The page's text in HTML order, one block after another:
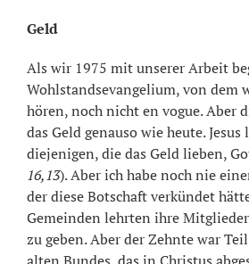
Geld
Als wir 1975 mit unserer Arbeit
Wohlstandsevangelium, von dem
hören, noch nicht en vogue. Aber
das Geld genauso wie heute. Jesus
diejenigen, die das Geld lieben,
16,13). Aber ich habe noch nie
der diese Botschaft verkündet
Gemeinden lehrten ihre
zu geben. Aber der Zehnte war Teil